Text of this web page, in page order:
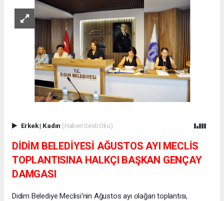
Erkek| Kadın (Haberi Sesli Oku)
DİDİM BELEDİYESİ AĞUSTOS AYI MECLİS
TOPLANTISINA HALKÇI BAŞKAN GENÇAY
DAMGASI
Didim Belediye Meclisi'nin Ağustos ayı olağan toplantısı,